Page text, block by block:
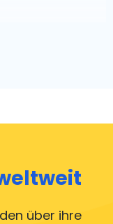
das gibt Ihnen
Auch
über ihre